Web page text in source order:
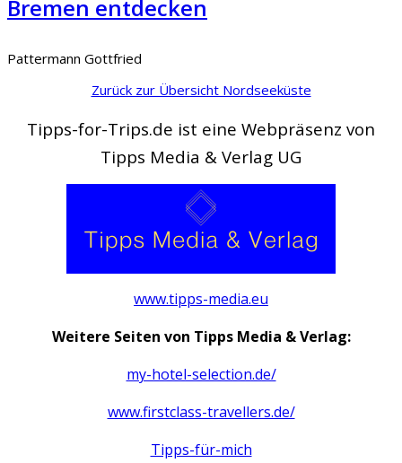
Bremen entdecken
Pattermann Gottfried
Zurück zur Übersicht Nordseeküste
Tipps-for-Trips.de ist eine Webpräsenz von
Tipps Media & Verlag UG
www.tipps-media.eu
Weitere Seiten von Tipps Media & Verlag:
my-hotel-selection.de/
www.firstclass-travellers.de/
Tipps-für-mich